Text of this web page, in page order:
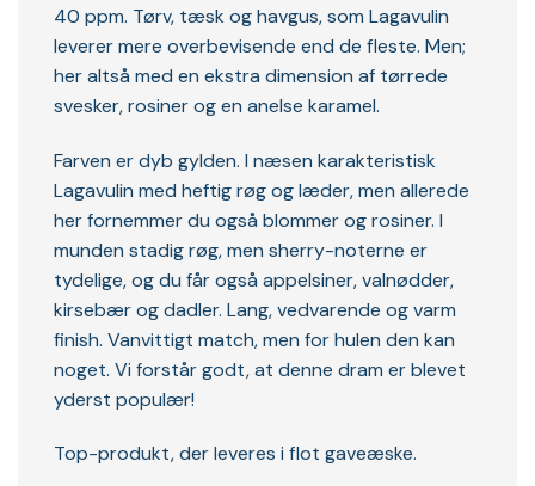
40 ppm. Tørv, tæsk og havgus, som Lagavulin
leverer mere overbevisende end de fleste. Men;
her altså med en ekstra dimension af tørrede
svesker, rosiner og en anelse karamel.
Farven er dyb gylden. I næsen karakteristisk
Lagavulin med heftig røg og læder, men allerede
her fornemmer du også blommer og rosiner. I
munden stadig røg, men sherry-noterne er
tydelige, og du får også appelsiner, valnødder,
kirsebær og dadler. Lang, vedvarende og varm
finish. Vanvittigt match, men for hulen den kan
noget. Vi forstår godt, at denne dram er blevet
yderst populær!
Top-produkt, der leveres i flot gaveæske.